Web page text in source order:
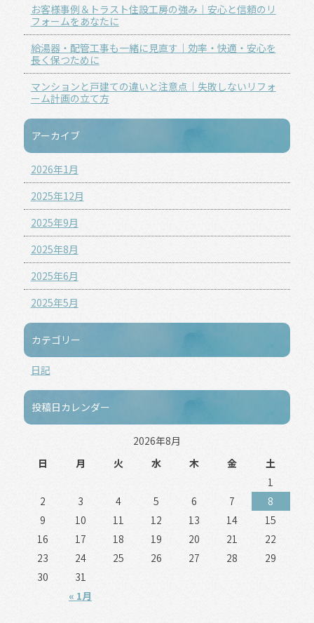
お客様事例＆トラスト住設工房の強み｜安心と信頼のリ
フォームをあなたに
給湯器・配管工事も一緒に見直す｜効率・快適・安心を
長く保つために
マンションと戸建ての違いと注意点｜失敗しないリフォ
ーム計画の立て方
アーカイブ
2026年1月
2025年12月
2025年9月
2025年8月
2025年6月
2025年5月
カテゴリー
日記
投稿日カレンダー
2026年8月
日
月 火 水 木 金 土
« 1月
1
2
3 4 5 6 7
8
9
10 11 12 13 14
15
16
17 18 19 20 21
22
23
24 25 26 27 28
29
30
31